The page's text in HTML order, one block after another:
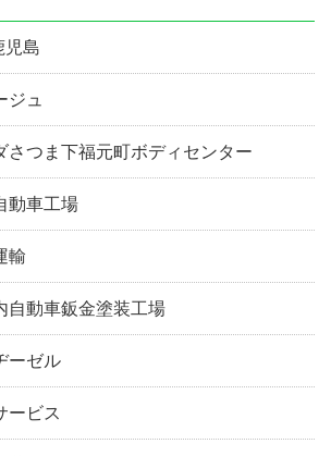
島
ジュ
さつま下福元町ボディセンター
動車工場
輸
自動車鈑金塗装工場
ーゼル
ービス